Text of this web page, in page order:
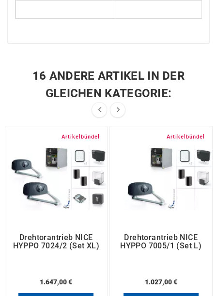
16 ANDERE ARTIKEL IN DER
GLEICHEN KATEGORIE:
 
Artikelbündel
Drehtorantrieb NICE
HYPPO 7024/2 (Set XL)
1.647,00 €
Artikelbündel
Drehtorantrieb NICE
HYPPO 7005/1 (Set L)
1.027,00 €